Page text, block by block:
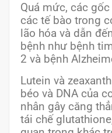
Quá mức, các
các tế bào trong
lão hóa và dẫn
bệnh như bệnh
2 và bệnh
Lutein và
béo và DNA của
nhân gây căng
tái chế